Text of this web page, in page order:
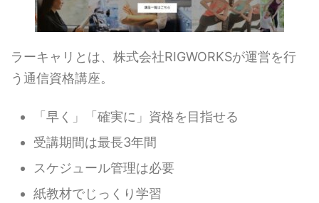
ラーキャリとは、株式会社RIGWORKSが運営を行
う通信資格講座。
「早く」「確実に」資格を目指せる
受講期間は最長3年間
スケジュール管理は必要
紙教材でじっくり学習